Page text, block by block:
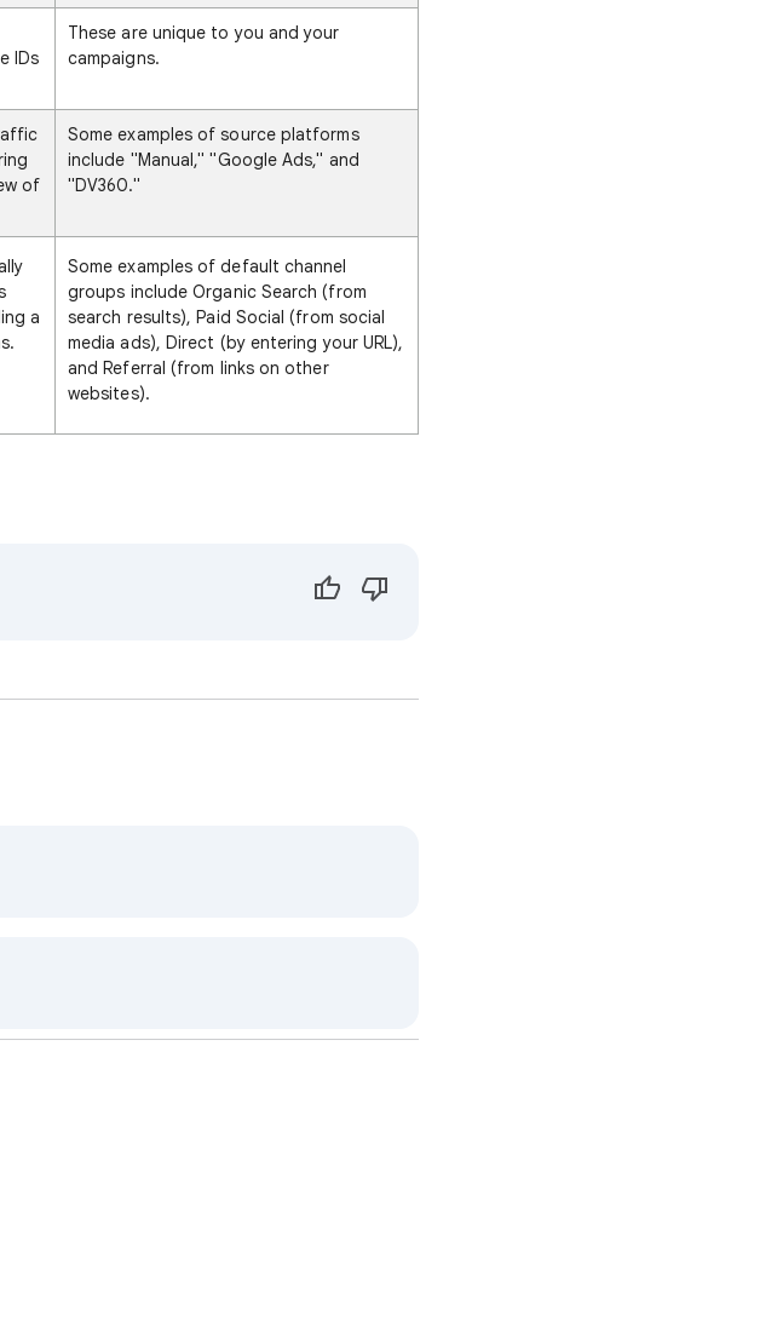
IDs
These are unique to you and your
campaigns.
of
Some examples of source platforms
include "Manual," "Google Ads," and
"DV360."
a
Some examples of default channel
groups include Organic Search (from
search results), Paid Social (from social
media ads), Direct (by entering your URL),
and Referral (from links on other
websites).